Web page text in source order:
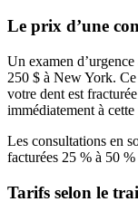
Le prix d’une
Un examen
250 $ à New York.
votre dent est
immédiatement à
Les consultations en
facturées 25 % à 50
Tarifs selon le